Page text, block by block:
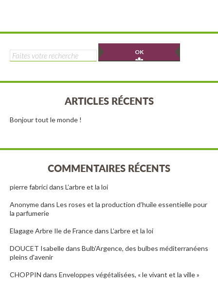
Rechercher :
ARTICLES RÉCENTS
Bonjour tout le monde !
COMMENTAIRES RÉCENTS
pierre fabricidans L’arbre et la loi
Anonymedans Les roses et la production d’huile essentielle pour
la parfumerie
Elagage Arbre Ile de Francedans L’arbre et la loi
DOUCET Isabelledans Bulb'Argence, des bulbes méditerranéens
pleins d'avenir
CHOPPIN dans Enveloppes végétalisées, « le vivant et la ville »